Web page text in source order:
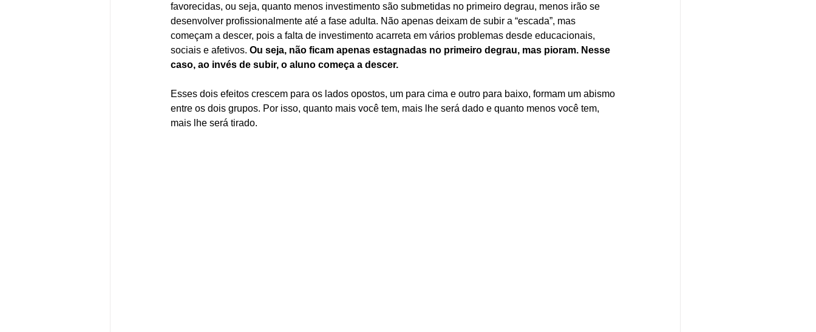
favorecidas, ou seja, quanto menos investimento são submetidas no primeiro degrau, menos irão se
desenvolver profissionalmente até a fase adulta. Não apenas deixam de subir a “escada”, mas
começam a descer, pois a falta de investimento acarreta em vários problemas desde educacionais,
sociais e afetivos. Ou seja, não ficam apenas estagnadas no primeiro degrau, mas pioram. Nesse
caso, ao invés de subir, o aluno começa a descer.
Esses dois efeitos crescem para os lados opostos, um para cima e outro para baixo, formam um abismo
entre os dois grupos. Por isso, quanto mais você tem, mais lhe será dado e quanto menos você tem,
mais lhe será tirado.